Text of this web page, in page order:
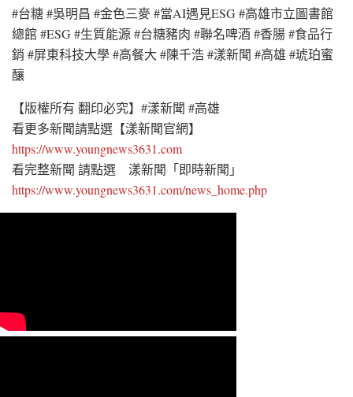
#台糖 #吳明昌 #金色三麥 #當AI遇見ESG #高雄市立圖書館
總館 #ESG #生質能源 #台糖豬肉 #聯名啤酒 #香腸 #食品行
銷 #屏東科技大學 #高餐大 #陳千浩 #漾新聞 #高雄 #琥珀蜜
釀
【版權所有 翻印必究】#漾新聞 #高雄
看更多新聞請點選【漾新聞官網】
https://www.youngnews3631.com
看完整新聞 請點選 漾新聞「即時新聞」
https://www.youngnews3631.com/news_home.php